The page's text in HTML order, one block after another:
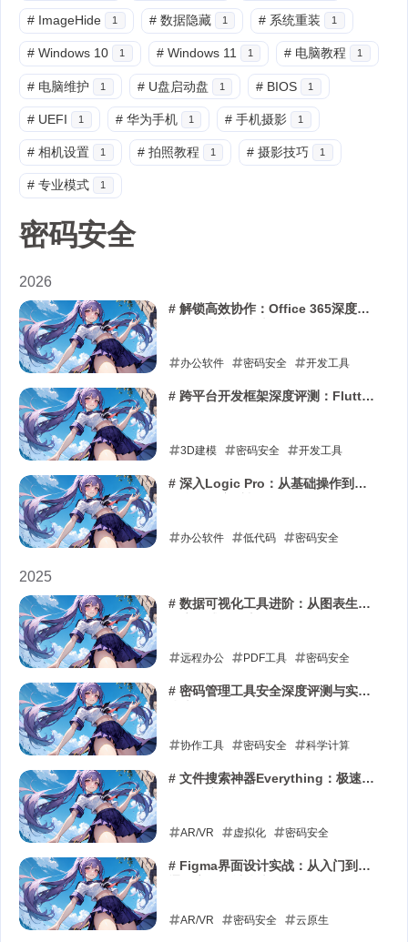
# ImageHide 1 # 数据隐藏 1 # 系统重装 1
# Windows 10 1 # Windows 11 1 # 电脑教程 1
# 电脑维护 1 # U盘启动盘 1 # BIOS 1
# UEFI 1 # 华为手机 1 # 手机摄影 1
# 相机设置 1 # 拍照教程 1 # 摄影技巧 1
# 专业模式 1
密码安全
2026
# 解锁高效协作：Office 365深度协
办公软件 密码安全 开发工具
2026-04-16
# 跨平台开发框架深度评测：Flutter
3D建模 密码安全 开发工具
2026-02-22
# 深入Logic Pro：从基础操作到高
办公软件 低代码 密码安全
2025
# 数据可视化工具进阶：从图表生成
远程办公 PDF工具 密码安全
2025-12-30
# 密码管理工具安全深度评测与实践
协作工具 密码安全 科学计算
2025-12-23
# 文件搜索神器Everything：极速定
AR/VR 虚拟化 密码安全
2025-08-21
# Figma界面设计实战：从入门到精
AR/VR 密码安全 云原生